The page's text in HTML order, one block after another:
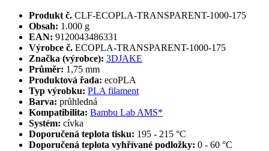
Produkt č. CLF-ECOPLA-TRANSPARENT-1000-175
Obsah: 1.000 g
EAN: 9120043486331
Výrobce č. ECOPLA-TRANSPARENT-1000-175
Značka (výrobce): 3DJAKE
Průměr: 1,75 mm
Produktová řada: ecoPLA
Typ výrobku: PLA filament
Barva: průhledná
Kompatibilita: Bambu Lab AMS*
Systém: cívka
Doporučená teplota tisku: 195 - 215 °C
Doporučená teplota vyhřívané podložky: 0 - 60 °C